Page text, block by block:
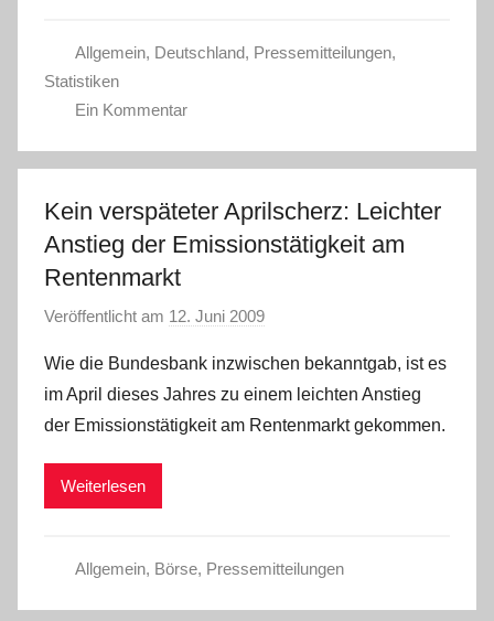
Allgemein, Deutschland, Pressemitteilungen,
Statistiken
Ein Kommentar
Kein verspäteter Aprilscherz: Leichter
Anstieg der Emissionstätigkeit am
Rentenmarkt
Veröffentlicht am 12. Juni 2009
n
Wie die Bundesbank inzwischen bekanntgab, ist es
im April dieses Jahres zu einem leichten Anstieg
der Emissionstätigkeit am Rentenmarkt gekommen.
Weiterlesen
Allgemein, Börse, Pressemitteilungen